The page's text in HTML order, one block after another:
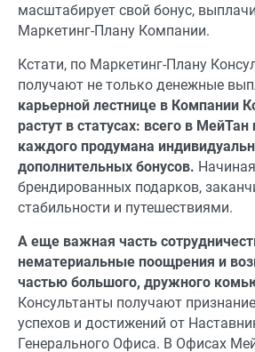
масштабирует свой бонус,
Маркетинг-Плану Компании.
Кстати, по Маркетинг-Плану
получают не только денежные
карьерной лестнице в Компании
растут в статусах: всего в МейТан
каждого продумана
дополнительных бонусов.
брендированных подарков,
стабильности и путешествиями.
А еще важная часть
нематериальные поощрения и
частью большого, дружного
Консультанты получают
успехов и достижений от
Генерального Офиса. В Офисах